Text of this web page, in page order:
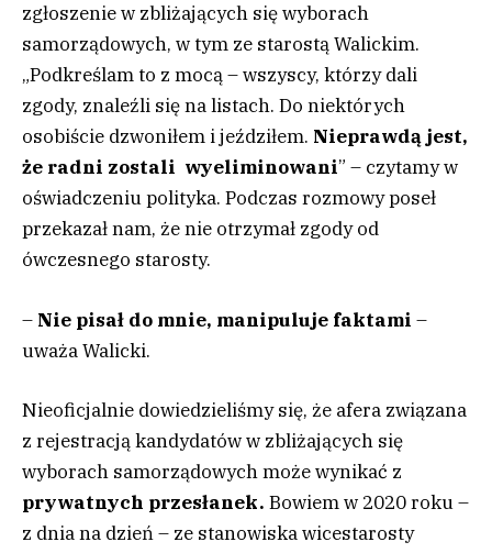
zgłoszenie w zbliżających się wyborach
samorządowych, w tym ze starostą Walickim.
„Podkreślam to z mocą – wszyscy, którzy dali
zgody, znaleźli się na listach. Do niektórych
osobiście dzwoniłem i jeździłem. Nieprawdą jest,
że radni zostali wyeliminowani” – czytamy w
oświadczeniu polityka. Podczas rozmowy poseł
przekazał nam, że nie otrzymał zgody od
ówczesnego starosty.
– Nie pisał do mnie, manipuluje faktami –
uważa Walicki.
Nieoficjalnie dowiedzieliśmy się, że afera związana
z rejestracją kandydatów w zbliżających się
wyborach samorządowych może wynikać z
prywatnych przesłanek. Bowiem w 2020 roku –
z dnia na dzień – ze stanowiska wicestarosty